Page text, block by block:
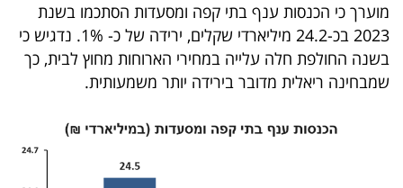
עסקית
קריפטו
מוערך כי הכנסות ענף בתי קפה ומסעדות הסתכמו בשנת
2023 בכ-24.2 מיליארדי שקלים, ירידה של כ- 1%. נדגיש כי
בשנה החולפת חלה עלייה במחירי הארוחות מחוץ לבית, כך
שמבחינה ריאלית מדובר בירידה יותר משמעותית.